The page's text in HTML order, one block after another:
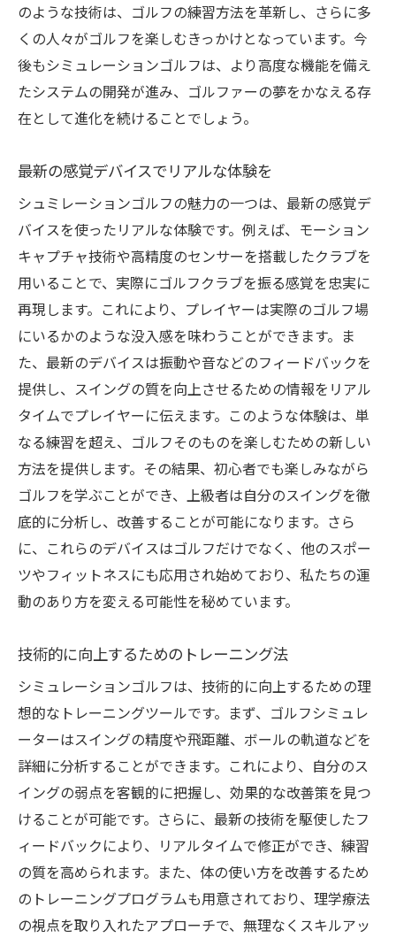
のような技術は、ゴルフの練習方法を革新し、さらに多
くの人々がゴルフを楽しむきっかけとなっています。今
後もシミュレーションゴルフは、より高度な機能を備え
たシステムの開発が進み、ゴルファーの夢をかなえる存
在として進化を続けることでしょう。
最新の感覚デバイスでリアルな体験を
シュミレーションゴルフの魅力の一つは、最新の感覚デ
バイスを使ったリアルな体験です。例えば、モーション
キャプチャ技術や高精度のセンサーを搭載したクラブを
用いることで、実際にゴルフクラブを振る感覚を忠実に
再現します。これにより、プレイヤーは実際のゴルフ場
にいるかのような没入感を味わうことができます。ま
た、最新のデバイスは振動や音などのフィードバックを
提供し、スイングの質を向上させるための情報をリアル
タイムでプレイヤーに伝えます。このような体験は、単
なる練習を超え、ゴルフそのものを楽しむための新しい
方法を提供します。その結果、初心者でも楽しみながら
ゴルフを学ぶことができ、上級者は自分のスイングを徹
底的に分析し、改善することが可能になります。さら
に、これらのデバイスはゴルフだけでなく、他のスポー
ツやフィットネスにも応用され始めており、私たちの運
動のあり方を変える可能性を秘めています。
技術的に向上するためのトレーニング法
シミュレーションゴルフは、技術的に向上するための理
想的なトレーニングツールです。まず、ゴルフシミュレ
ーターはスイングの精度や飛距離、ボールの軌道などを
詳細に分析することができます。これにより、自分のス
イングの弱点を客観的に把握し、効果的な改善策を見つ
けることが可能です。さらに、最新の技術を駆使したフ
ィードバックにより、リアルタイムで修正ができ、練習
の質を高められます。また、体の使い方を改善するため
のトレーニングプログラムも用意されており、理学療法
の視点を取り入れたアプローチで、無理なくスキルアッ